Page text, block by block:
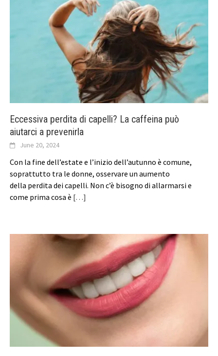
Eccessiva perdita di capelli? La caffeina può
aiutarci a prevenirla
June 20, 2024
Con la fine dell’estate e l’inizio dell’autunno è comune,
soprattutto tra le donne, osservare un aumento
della perdita dei capelli. Non c’è bisogno di allarmarsi e
come prima cosa è […]